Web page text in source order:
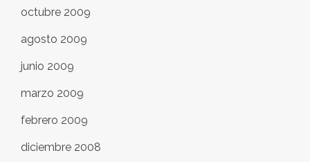
octubre 2009
agosto 2009
junio 2009
marzo 2009
febrero 2009
diciembre 2008